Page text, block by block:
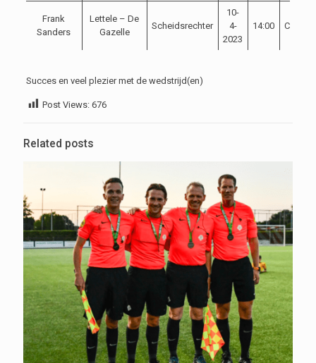
Frank
Sanders
Lettele – De
Gazelle
Scheidsrechter
10-
4-
2023
14:00
Succes en veel plezier met de wedstrijd(en)
Post Views: 676
Related posts